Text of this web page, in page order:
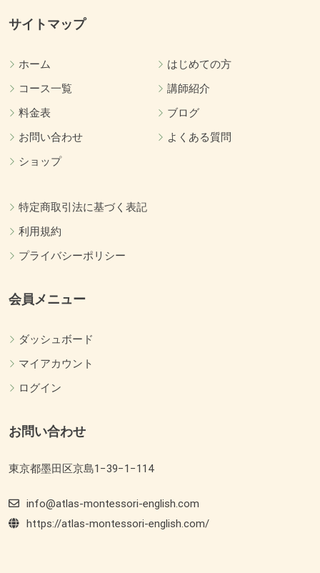
サイトマップ
ホーム
はじめての方
コース一覧
講師紹介
料金表
ブログ
お問い合わせ
よくある質問
ショップ
特定商取引法に基づく表記
利用規約
プライバシーポリシー
会員メニュー
ダッシュボード
マイアカウント
ログイン
お問い合わせ
東京都墨田区京島1−39−1−114
info@atlas-montessori-english.com
https://atlas-montessori-english.com/